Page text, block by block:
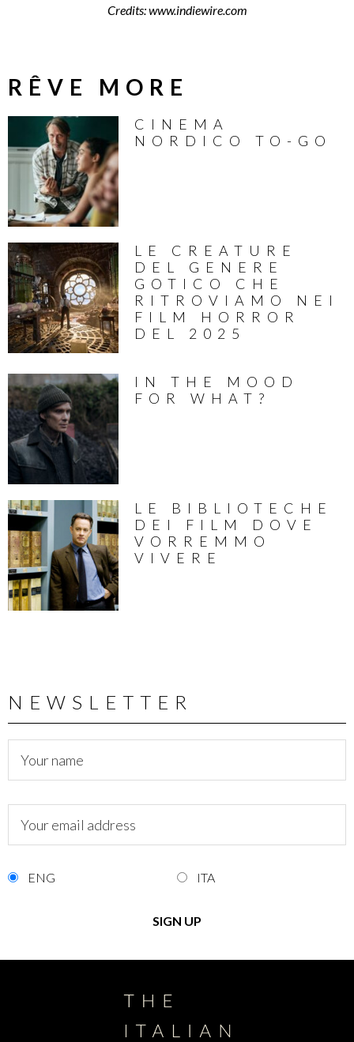
Credits: www.indiewire.com
RÊVE MORE
CINEMA
NORDICO TO-GO
LE CREATURE
DEL GENERE
GOTICO CHE
RITROVIAMO NEI
FILM HORROR
DEL 2025
IN THE MOOD
FOR WHAT?
LE BIBLIOTECHE
DEI FILM DOVE
VORREMMO
VIVERE
NEWSLETTER
ENG ITA